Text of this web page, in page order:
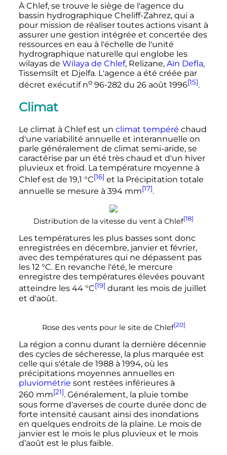
À Chlef, se trouve le siège de l'agence du
bassin hydrographique Cheliff-Zahrez, qui a
pour mission de réaliser toutes actions visant à
assurer une gestion intégrée et concertée des
ressources en eau à l'échelle de l'unité
hydrographique naturelle qui englobe les
wilayas de Wilaya de Chlef, Relizane, Aïn Defla,
Tissemsilt et Djelfa. L'agence a été créée par
décret exécutif no 96-282du 26 août 1996[15].
Climat
Le climat à Chlef est un climat tempéré chaud
d'une variabilité annuelle et interannuelle on
parle généralement de climat semi-aride, se
caractérise par un été très chaud et d'un hiver
pluvieux et froid. La température moyenne à
Chlef est de 19,1 °C[16] et la Précipitation totale
annuelle se mesure à 394 mm[17].
Distribution de la vitesse du vent à Chlef[18]
Les températures les plus basses sont donc
enregistrées en décembre, janvier et février,
avec des températures qui ne dépassent pas
les 12 °C. En revanche l'été, le mercure
enregistre des températures élevées pouvant
atteindre les 44 °C[19] durant les mois de juillet
et d'août.
Rose des vents pour le site de Chlef[20]
La région a connu durant la dernière décennie
des cycles de sécheresse, la plus marquée est
celle qui s'étale de 1988 à 1994, où les
précipitations moyennes annuelles en
pluviométrie sont restées inférieures à
260 mm[21]. Généralement, la pluie tombe
sous forme d'averses de courte durée donc de
forte intensité causant ainsi des inondations
en quelques endroits de la plaine. Le mois de
janvier est le mois le plus pluvieux et le mois
d’août est le plus faible.